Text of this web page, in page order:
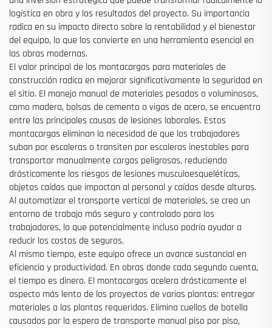
logística en obra y los resultados del proyecto. Su importancia
radica en su impacto directo sobre la rentabilidad y el bienestar
del equipo, lo que los convierte en una herramienta esencial en
las obras modernas.
El valor principal de los montacargas para materiales de
construcción radica en mejorar significativamente la seguridad en
el sitio. El manejo manual de materiales pesados o voluminosos,
como madera, bolsas de cemento o vigas de acero, se encuentra
entre las principales causas de lesiones laborales. Estos
montacargas eliminan la necesidad de que los trabajadores
suban por escaleras o transiten por escaleras inestables para
transportar manualmente cargas peligrosas, reduciendo
drásticamente los riesgos de lesiones musculoesqueléticas,
objetos caídos que impactan al personal y caídas desde alturas.
Al automatizar el transporte vertical de materiales, se crea un
entorno de trabajo más seguro y controlado para los
trabajadores, lo que potencialmente incluso podría ayudar a
reducir los costos de seguros.
Al mismo tiempo, este equipo ofrece un avance sustancial en
eficiencia y productividad. En obras donde cada segundo cuenta,
el tiempo es dinero. El montacargas acelera drásticamente el
aspecto más lento de los proyectos de varias plantas: entregar
materiales a las plantas requeridas. Elimina cuellos de botella
causados por la espera de transporte manual piso por piso,